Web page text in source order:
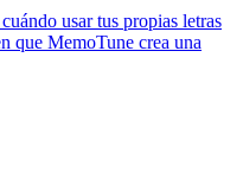
usar tus propias letras
que MemoTune crea una